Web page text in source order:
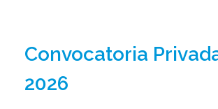
Convocatoria
2026